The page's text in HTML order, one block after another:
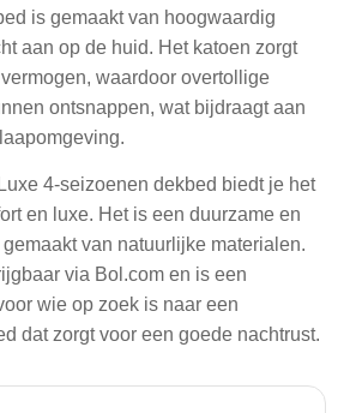
is gemaakt van hoogwaardig
aan op de huid. Het katoen zorgt
waardoor overtollige
ontsnappen, wat bijdraagt aan
4-seizoenen dekbed biedt je het
en luxe. Het is een duurzame en
van natuurlijke materialen.
via Bol.com en is een
wie op zoek is naar een
dat zorgt voor een goede nachtrust.